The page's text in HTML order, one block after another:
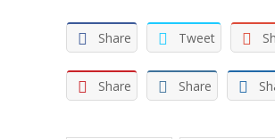
Share Tweet
Share Share